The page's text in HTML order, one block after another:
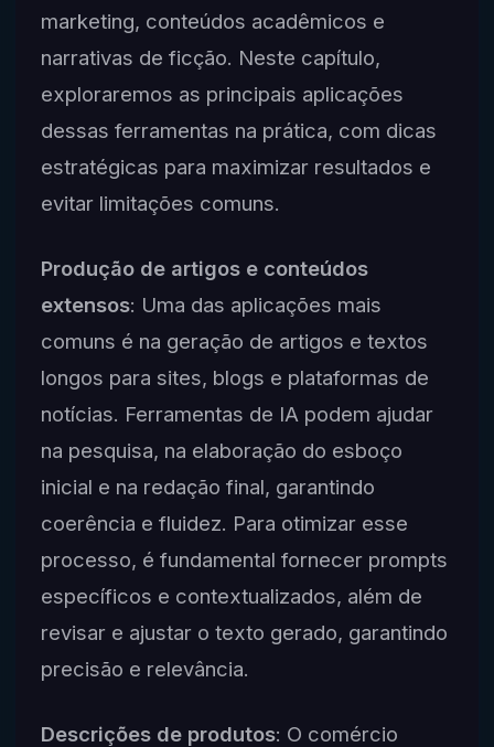
marketing, conteúdos acadêmicos e
narrativas de ficção. Neste capítulo,
exploraremos as principais aplicações
dessas ferramentas na prática, com dicas
estratégicas para maximizar resultados e
evitar limitações comuns.
Produção de artigos e conteúdos
extensos: Uma das aplicações mais
comuns é na geração de artigos e textos
longos para sites, blogs e plataformas de
notícias. Ferramentas de IA podem ajudar
na pesquisa, na elaboração do esboço
inicial e na redação final, garantindo
coerência e fluidez. Para otimizar esse
processo, é fundamental fornecer prompts
específicos e contextualizados, além de
revisar e ajustar o texto gerado, garantindo
precisão e relevância.
Descrições de produtos: O comércio